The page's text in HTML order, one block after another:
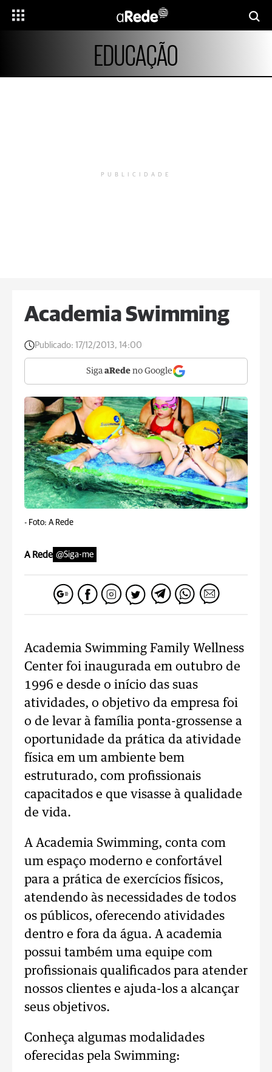
EDUCAÇÃO
PUBLICIDADE
Academia Swimming
Publicado: 17/12/2013, 14:00
Siga aRede no Google
- Foto: A Rede
A Rede @Siga-me
Academia Swimming Family Wellness
Center foi inaugurada em outubro de
1996 e desde o início das suas
atividades, o objetivo da empresa foi
o de levar à família ponta-grossense a
oportunidade da prática da atividade
física em um ambiente bem
estruturado, com profissionais
capacitados e que visasse à qualidade
de vida.
A Academia Swimming, conta com
um espaço moderno e confortável
para a prática de exercícios físicos,
atendendo às necessidades de todos
os públicos, oferecendo atividades
dentro e fora da água. A academia
possui também uma equipe com
profissionais qualificados para atender
nossos clientes e ajuda-los a alcançar
seus objetivos.
Conheça algumas modalidades
oferecidas pela Swimming: